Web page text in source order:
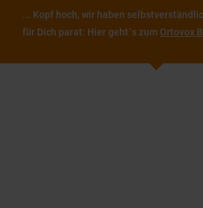
... Kopf hoch, wir haben
für Dich parat: Hier geht´s zum Ortovox